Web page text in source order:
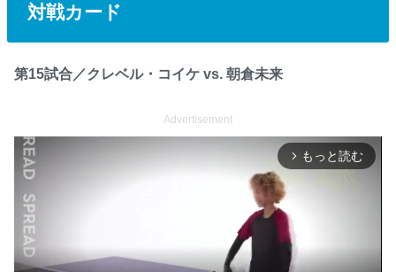
対戦カード
第15試合／クレベル・コイケ vs. 朝倉未来
Advertisement
arrow_forward_ios もっと読む